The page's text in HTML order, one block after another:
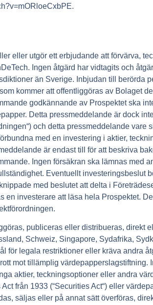
eller utgör ett erbjudande att förvärva,
Ingen åtgärd har vidtagits och
än Sverige. Inbjudan till berörda
kommer att offentliggöras av Bolaget
godkännande av Prospektet ska
Detta pressmeddelande är dock
“) och detta pressmeddelande vare
med en investering i aktier,
är endast till för att beskriva
Ingen försäkran ska lämnas med
Eventuellt investeringsbeslut
med beslutet att delta i
en investerare att läsa hela Prospektet.
publiceras eller distribueras, direkt
Schweiz, Singapore, Sydafrika,
för legala restriktioner eller kräva andra
mot tillämplig värdepapperslagstiftning.
aktier, teckningsoptioner eller andra
från 1933 (“Securities Act“) eller
säljas eller på annat sätt överföras,